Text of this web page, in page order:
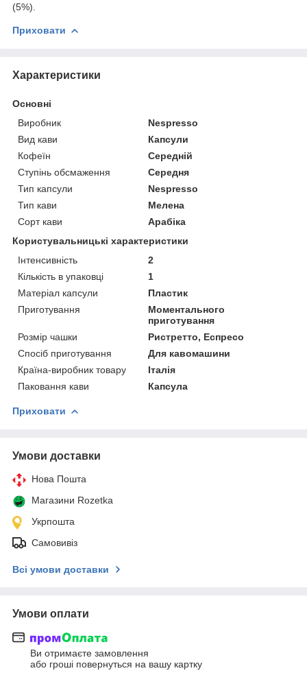
(5%).
Приховати
Характеристики
Основні
Виробник
Nespresso
Вид кави
Капсули
Кофеїн
Середній
Ступінь обсмаження
Середня
Тип капсули
Nespresso
Тип кави
Мелена
Сорт кави
Арабіка
Користувальницькі характеристики
Інтенсивність
2
Кількість в упаковці
1
Матеріал капсули
Пластик
Приготування
Моментального
приготування
Розмір чашки
Ристретто, Еспресо
Спосіб приготування
Для кавомашини
Країна-виробник товару
Італія
Паковання кави
Капсула
Приховати
Умови доставки
Нова Пошта
Магазини Rozetka
Укрпошта
Самовивіз
Всі умови доставки
Умови оплати
Ви отримаєте замовлення
або гроші повернуться на вашу картку